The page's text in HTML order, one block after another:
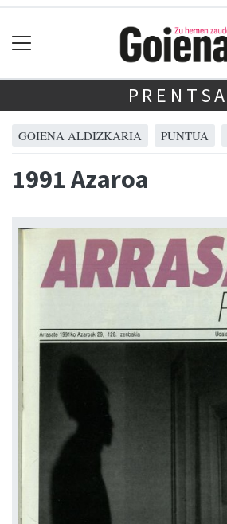
PRENTSA
GOIENA ALDIZKARIA PUNTUA
1991 Azaroa